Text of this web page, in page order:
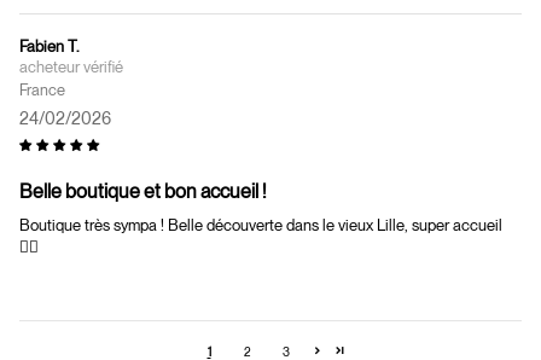
24/02/2026
Fabien T.
France
Belle boutique et bon accueil !
Boutique très sympa ! Belle découverte dans le vieux Lille, super accueil
👍🏼
1 2 3